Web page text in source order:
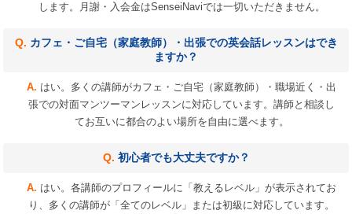
します。月謝・入会金はSenseiNaviでは一切いただきません。
カフェ・ご自宅（家庭教師）・出張での英会話レッスンはでき
ますか？
はい。多くの講師がカフェ・ご自宅（家庭教師）・職場近く・出
張での対面マンツーマンレッスンに対応しています。講師と相談し
てお互いに都合のよい場所を自由に選べます。
初心者でも大丈夫ですか？
はい。各講師のプロフィールに「教えるレベル」が表示されてお
り、多くの講師が「全てのレベル」または初級に対応しています。